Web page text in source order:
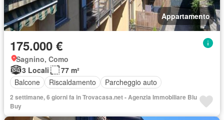
Appartamento
175.000 €
Sagnino, Como
3 Locali
77 m²
Balcone
Riscaldamento Parcheggio auto
2 settimane, 6 giorni fa in Trovacasa.net - Agenzia Immobiliare Blu
Buy